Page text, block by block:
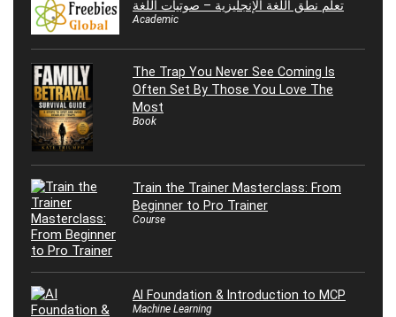
تعلم نطق اللغة الإنجليزية – صوتيات اللغة
Academic
The Trap You Never See Coming Is
Often Set By Those You Love The
Most
Book
Train the Trainer Masterclass: From
Beginner to Pro Trainer
Course
AI Foundation & Introduction to MCP
Machine Learning